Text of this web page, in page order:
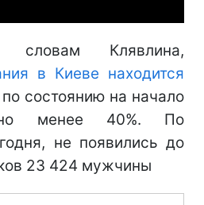
Клявлина,
в Киеве находится
состоянию на начало
менее 40%. По
не появились до
23 424 мужчины